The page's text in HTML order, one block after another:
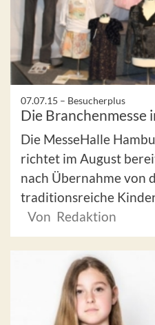
07.07.15 – Besucherplus
Die Branchenmesse
Die MesseHalle
richtet im August
nach Übernahme von
traditionsreiche
Von Redaktion